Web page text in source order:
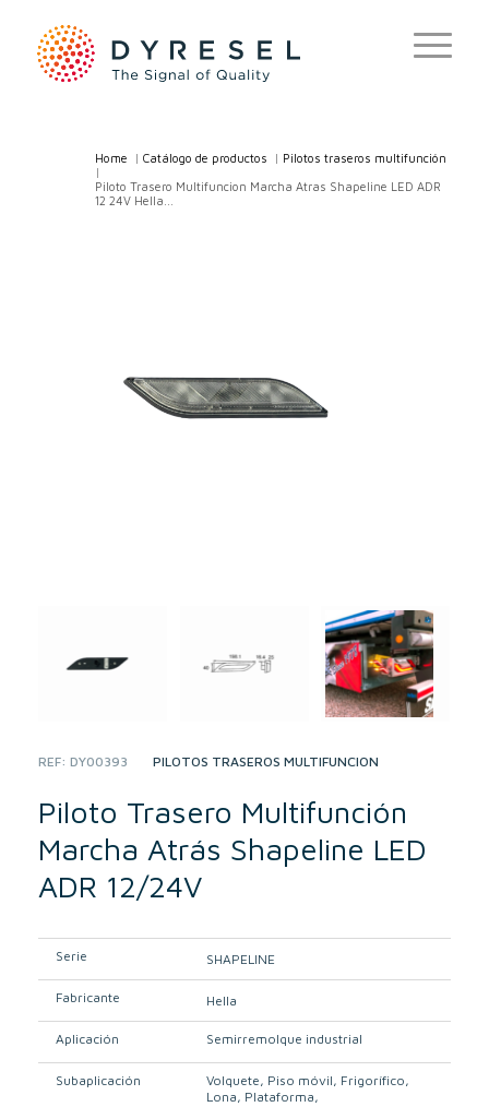
Home /Catálogo de productos
Pilotos traseros multifunción
Piloto Trasero Multifuncion Marcha Atras Shapeline LED ADR
12 24V Hella...
REF:DY00393
CATEGORY:PILOTOS TRASEROS MULTIFUNCIÓN
Piloto Trasero Multifunción
Marcha Atrás Shapeline LED
ADR 12/24V
Serie SHAPELINE
Fabricante Hella
Aplicación Semirremolque industrial
Subaplicación Volquete Piso móvil Frigorífico
Lona Plataforma